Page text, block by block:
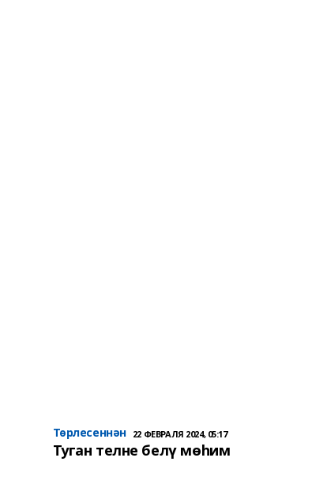
Төрлесеннән 22 ФЕВРАЛЯ 2024, 05:17
Туган телне белү мөһим